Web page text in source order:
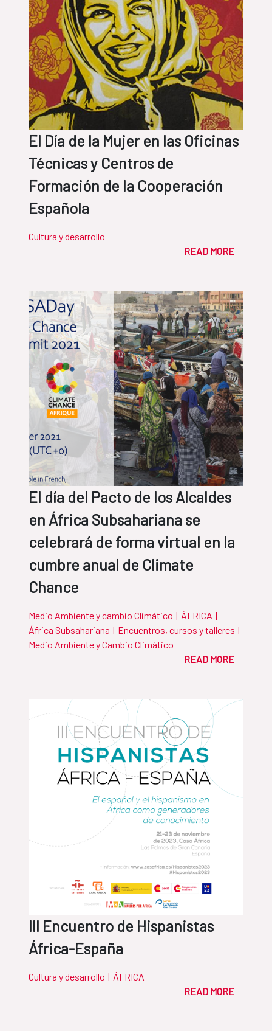
El Día de la Mujer en las Oficinas
Técnicas y Centros de
Formación de la Cooperación
Española
Cultura y desarrollo
READ MORE
El día del Pacto de los Alcaldes
en África Subsahariana se
celebrará de forma virtual en la
cumbre anual de Climate
Chance
Medio Ambiente y cambio Climático | ÁFRICA |
África Subsahariana | Encuentros, cursos y talleres |
Medio Ambiente y Cambio Climático
READ MORE
III Encuentro de Hispanistas
África-España
Cultura y desarrollo | ÁFRICA
READ MORE